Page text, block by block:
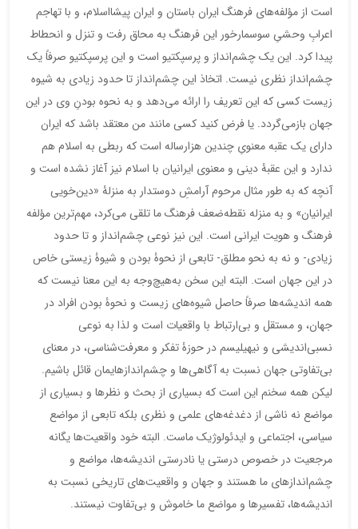
است از مؤلفه‌های فرهنگ ایران باستان و ایران پیشااسلام، و با تهاجم
اعرابِ وحشیِ سوسمارخور این فرهنگ به محاق رفت و تنزل و انحطاط
پیدا کرد. این یک چشم‌انداز و پرسپکتیو است و این پرسپکتیو صرفاً یک
چشم‌انداز نظری نیست. اتخاذ این چشم‌انداز تا حدود زیادی به شیوه
زیست کسی که این تعریف را ارائه می‌دهد و به نحوه بودنِ وی در این
جهان بازمی‌گردد. یا فرض کنید کسی مانند من معتقد باشد که ایران
دارای یک عقبه معنویِ چندین هزارساله است که ربطی به اسلام هم
ندارد و این عقبۀ دینی و معنوی ایرانیان با اسلام نیز آغاز نشده است و
آنچه که به طور مثال مرحوم آرامشِ دوستدار به منزلۀ «دین‌خویی
ایرانیان» و به منزله نقطه‌ضعف فرهنگ ما تلقی می‌کرد، مهم‌ترین مؤلفه
فرهنگ و هویت ایرانی است. این نیز نوعی چشم‌انداز و تا حدود
زیادی- و نه به نحو مطلق- تابعی از نحوۀ بودن و شیوۀ زیستی خاص
در این جهان است. البته این سخن به‌هیچ‌وجه به این معنا نیست که
همه اندیشه‌ها صرفاً حاصل شیوه‌های زیست و نحوۀ بودن افراد در
جهان، و مستقل و بی‌ارتباط با واقعیات است و لذا به نوعی
نسبی‌اندیشی و نیهیلیسم در حوزۀ تفکر و معرفت‌شناسی، در معنای
بی‌تفاوتی جهان نسبت به آگاهی‌ها و چشم‌اندازهایمان قائل باشیم.
لیکن همه سخنم این است که بسیاری از بحث و نظرها و بسیاری از
مواضع نه ناشی از دغدغه‌های علمی و نظری بلکه تابعی از مواضع
سیاسی، اجتماعی و ایدئولوژیک ماست. البته خود واقعیت‌ها یگانه
مرجعیت در خصوص درستی یا نادرستی اندیشه‌ها، مواضع و
چشم‌اندازهای ما هستند و جهان و واقعیت‌های تاریخی نسبت به
اندیشه‌ها، تفسیرها و مواضع ما خاموش و بی‌تفاوت نیستند.